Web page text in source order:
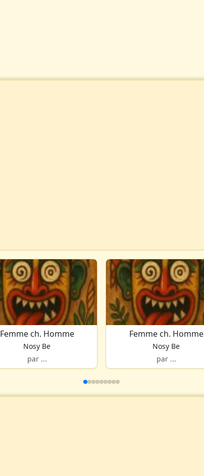
Femme ch. Homme
Nosy Be
par ...
Femme ch. Homme
Nosy Be
par ...